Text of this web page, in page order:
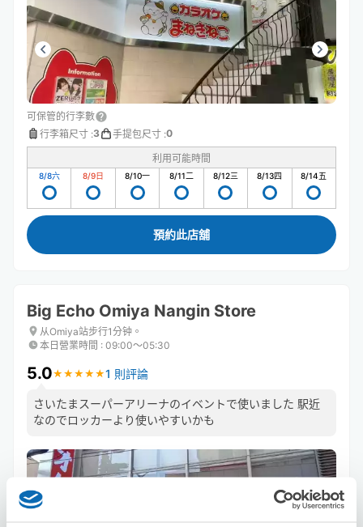
可保管的行李數
行李箱尺寸 :3 手提包尺寸 :0
利用可能時間
8/8六 8/9日 8/10一 8/11二 8/12三 8/13四 8/14五
預約此店舖
Big Echo Omiya Nangin Store
从Omiya站步行1分钟。
本日營業時間 : 09:00〜05:30
5.0★ ★ ★ ★ ★
★ ★ ★ ★ ★1 則評論
さいたまスーパーアリーナのイベントで使いました 駅近
なのでロッカーより使いやすいかも